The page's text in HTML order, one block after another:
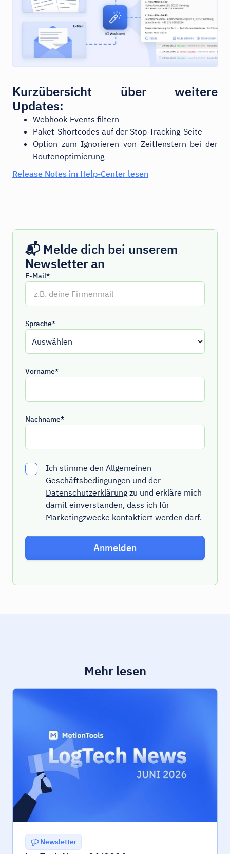
Kurzübersicht über weitere
Updates:
Webhook-Events filtern
Paket-Shortcodes auf der Stop-Tracking-Seite
Option zum Ignorieren von Zeitfenstern bei der
Routenoptimierung
Release Notes im Help-Center lesen
📬 Melde dich bei unserem
Newsletter an
E-Mail*
Sprache*
Vorname*
Nachname*
Ich stimme den Allgemeinen
Geschäftsbedingungen und der
Datenschutzerklärung zu und erkläre mich
damit einverstanden, dass ich für
Marketingzwecke kontaktiert werden darf.
Mehr lesen
Newsletter